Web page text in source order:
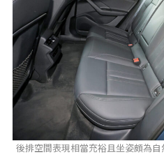
後排空間表現相當充裕且坐姿頗為